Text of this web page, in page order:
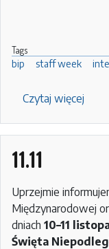
Tags
bip
staff week
Czytaj więcej
of
11.11
Uprzejmie
Międzynarodowej
dniach 10–11
Święta